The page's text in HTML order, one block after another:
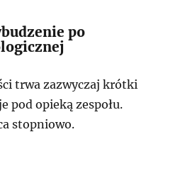
po
trwa zazwyczaj krótki
pod opieką zespołu.
stopniowo.